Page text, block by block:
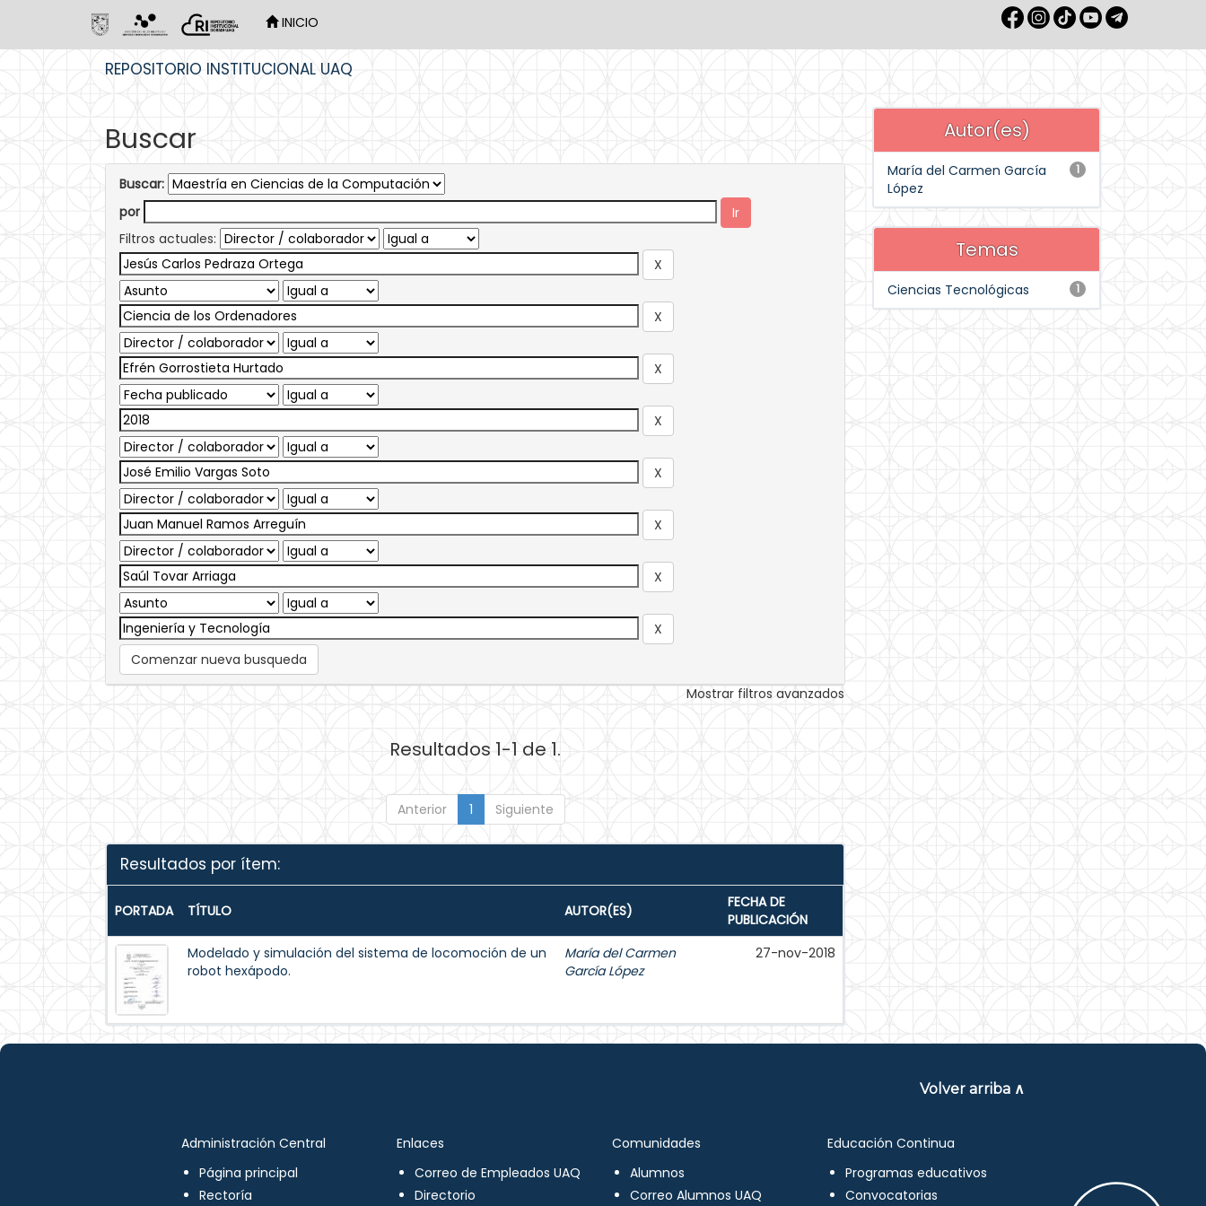
INICIO
REPOSITORIO INSTITUCIONAL UAQ
Buscar
Buscar:
por
Filtros actuales:
Comenzar nueva busqueda
Mostrar filtros avanzados
Resultados 1-1 de 1.
Anterior 1 Siguiente
Resultados por ítem:
PORTADA TÍTULO AUTOR(ES)
FECHA DE
PUBLICACIÓN
Modelado y simulación del sistema de locomoción de un
robot hexápodo.
María del Carmen
García López
27-nov-2018
Autor(es)
1
María del Carmen García
López
Temas
1
Ciencias Tecnológicas
Volver arriba ∧
Administración Central
Página principal
Rectoría
Enlaces
Correo de Empleados UAQ
Directorio
Comunidades
Alumnos
Correo Alumnos UAQ
Educación Continua
Programas educativos
Convocatorias